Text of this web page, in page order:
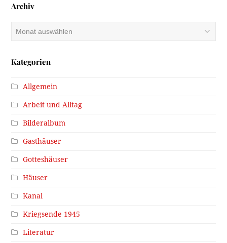
Archiv
Kategorien
Allgemein
Arbeit und Alltag
Bilderalbum
Gasthäuser
Gotteshäuser
Häuser
Kanal
Kriegsende 1945
Literatur